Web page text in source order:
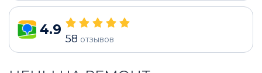
4.9
58 отзывов